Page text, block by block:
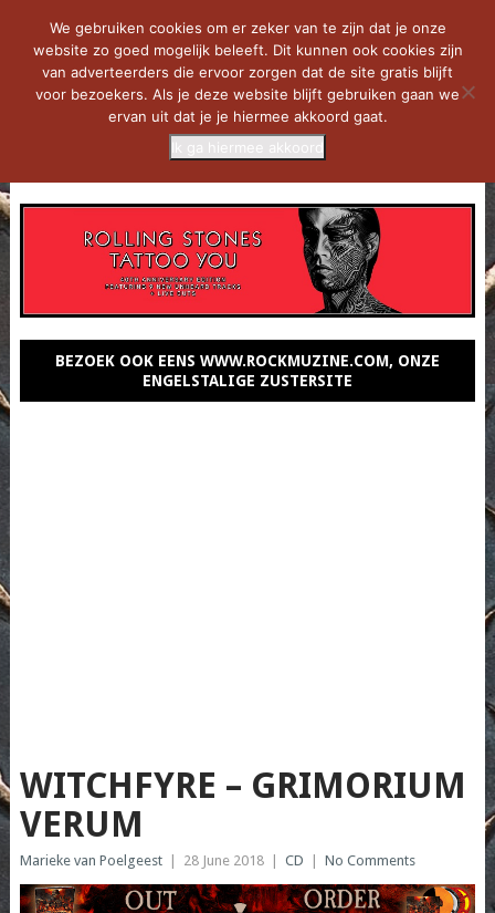
BEZOEK OOK EENS WWW.ROCKMUZINE.COM, ONZE
ENGELSTALIGE ZUSTERSITE
WITCHFYRE – GRIMORIUM
VERUM
Marieke van Poelgeest 28 June 2018 CD No Comments
We gebruiken cookies om er zeker van te zijn dat je onze
website zo goed mogelijk beleeft. Dit kunnen ook cookies zijn
van adverteerders die ervoor zorgen dat de site gratis blijft
voor bezoekers. Als je deze website blijft gebruiken gaan we
ervan uit dat je je hiermee akkoord gaat.
Ik ga hiermee akkoord